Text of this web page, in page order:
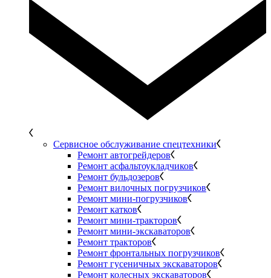
Сервисное обслуживание спецтехники
Ремонт автогрейдеров
Ремонт асфальтоукладчиков
Ремонт бульдозеров
Ремонт вилочных погрузчиков
Ремонт мини-погрузчиков
Ремонт катков
Ремонт мини-тракторов
Ремонт мини-экскаваторов
Ремонт тракторов
Ремонт фронтальных погрузчиков
Ремонт гусеничных экскаваторов
Ремонт колесных экскаваторов